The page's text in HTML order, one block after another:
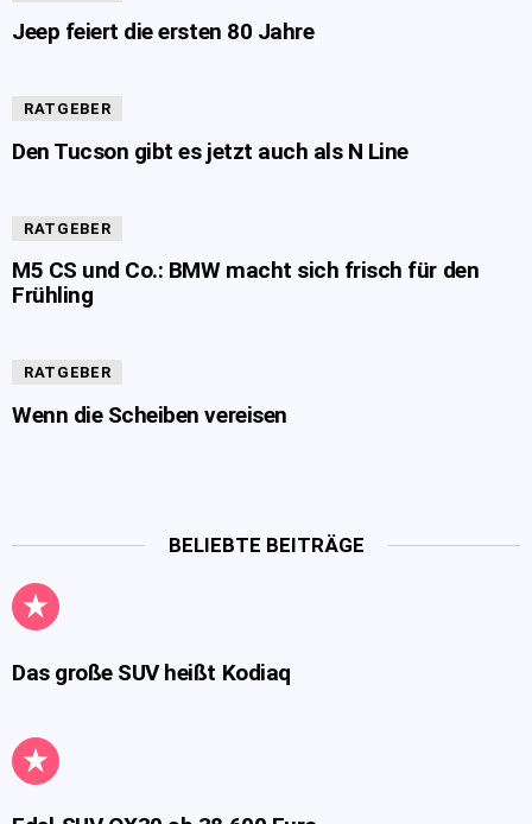
Jeep feiert die ersten 80 Jahre
RATGEBER
Den Tucson gibt es jetzt auch als N Line
RATGEBER
M5 CS und Co.: BMW macht sich frisch für den
Frühling
RATGEBER
Wenn die Scheiben vereisen
BELIEBTE BEITRÄGE
Das große SUV heißt Kodiaq